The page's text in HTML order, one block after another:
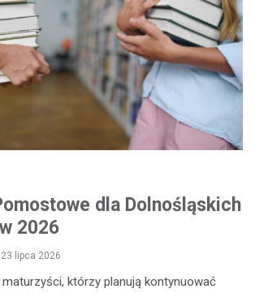
dla Dolnośląskich
2026
23 lipca 2026
maturzyści, którzy planują kontynuować